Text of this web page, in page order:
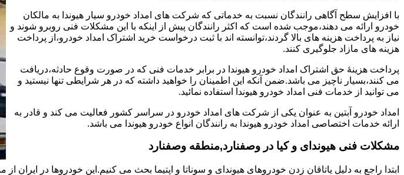
با افزایش سطح آگاهی رانندگان نسبت به خدماتی که شرکت های امداد خودرو سیار هیوندا به مالکان
خودرو ارائه می دهند،موجب شده است که اکثر رانندگان پیش از اینکه با این مشکلات فنی روبرو شوند و
نیاز به پرداخت هزینه های بالا گردند،توانسته اند با ثبت درخواست خرید اشتراک امداد خودرو،از پرداخت
هزینه های مازاد جلوگیری کنند.
پرداخت هزینۀ حق اشتراک امداد خودرو هیوندا در برابر خدمات فنی که در صورت وقوع حادثه،دریافت
می کنند،بسیار ناچیز می باشد.ضمن آنکه این اطمینان را خواهید داشته که در هر شرایطی تنها نیستید و
می توانید از خدمات فنی امداد خودرو هیوندا استفاده نمائید.
امداد خودرو آبتین به عنوان یکی از شرکت های امداد خودرو در سراسر کشور فعالیت می کند و قادر به
ارائه خدمات اختصاصی امداد خودرو هیوندا به رانندگان انواع خودرو هیوندا می باشد.
مشکلات فنی هیوندای و کیا در وصفنارد,منطقه وصفنارد